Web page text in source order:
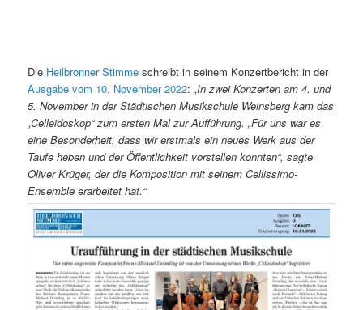
Die Heilbronner Stimme schreibt in seinem Konzertbericht in der
Ausgabe vom 10. November 2022:„In zwei Konzerten am 4. und
5. November in der Städtischen Musikschule Weinsberg kam das
„Celleidoskop“ zum ersten Mal zur Aufführung. „Für uns war es
eine Besonderheit, dass wir erstmals ein neues Werk aus der
Taufe heben und der Öffentlichkeit vorstellen konnten“, sagte
Oliver Krüger, der die Komposition mit seinem Cellissimo-
Ensemble erarbeitet hat.“